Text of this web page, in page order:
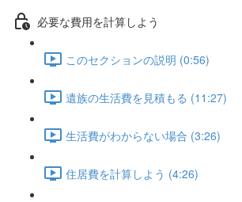
必要な費用を計算しよう
このセクションの説明 (0:56)
遺族の生活費を見積もる (11:27)
生活費がわからない場合 (3:26)
住居費を計算しよう (4:26)